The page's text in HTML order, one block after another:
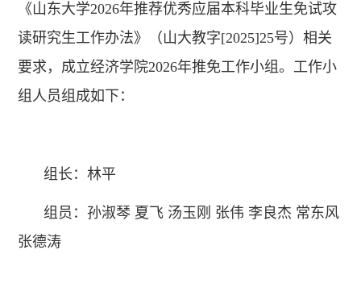
《山东大学2026年推荐优秀应届本科毕业生免试攻
读研究生工作办法》（山大教字[2025]25号）相关
要求，成立经济学院2026年推免工作小组。工作小
组人员组成如下：
组长：林平
组员：孙淑琴 夏飞 汤玉刚 张伟 李良杰 常东风
张德涛